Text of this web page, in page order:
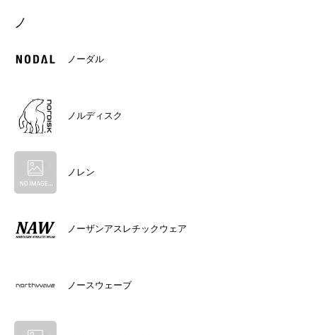
ノ
ノーダル
ノルディスク
ノレン
ノーザンアスレチックウェア
ノースウェーブ